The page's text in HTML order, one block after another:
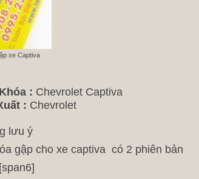
xe Captiva
: Chevrolet Captiva
: Chevrolet
lưu ý
gập cho xe captiva có 2 phiên bản